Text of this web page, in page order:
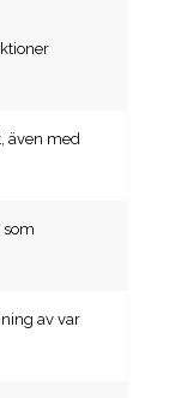
även med
av var